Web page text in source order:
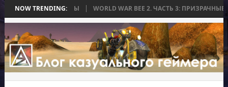
NOW TRENDING:
БЕЗ БИТВЫ WORLD WAR BEE 2. ЧАСТЬ 3: ПРИЗРАЧНЫЕ